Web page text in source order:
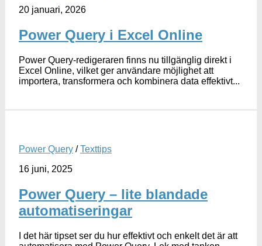
20 januari, 2026
Power Query i Excel Online
Power Query-redigeraren finns nu tillgänglig direkt i
Excel Online, vilket ger användare möjlighet att
importera, transformera och kombinera data effektivt...
Power Query /Texttips
16 juni, 2025
Power Query – lite blandade
automatiseringar
I det här tipset ser du hur effektivt och enkelt det är att